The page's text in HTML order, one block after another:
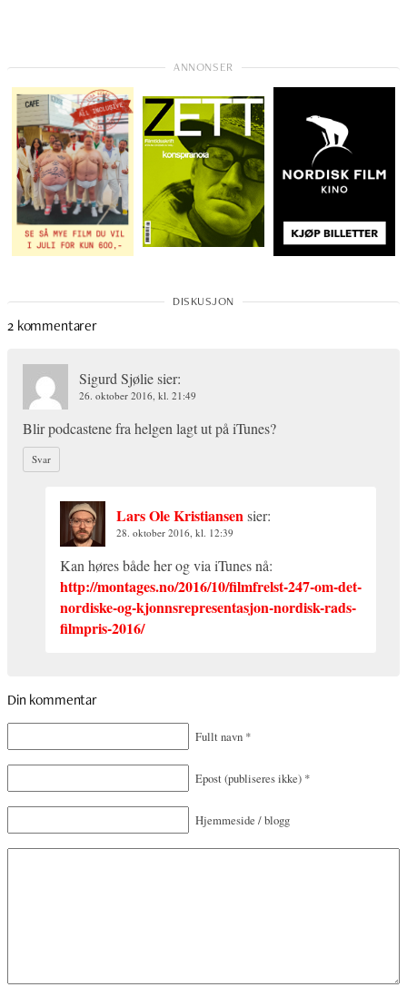
2 kommentarer
Sigurd Sjøliesier:
26. oktober 2016, kl. 21:49
Blir podcastene fra helgen lagt ut på iTunes?
Svar
Lars Ole Kristiansensier:
28. oktober 2016, kl. 12:39
Kan høres både her og via iTunes nå:
http://montages.no/2016/10/filmfrelst-247-om-det-
nordiske-og-kjonnsrepresentasjon-nordisk-rads-
filmpris-2016/
Din kommentar
Fullt navn *
Epost(publiseres ikke) *
Hjemmeside / blogg